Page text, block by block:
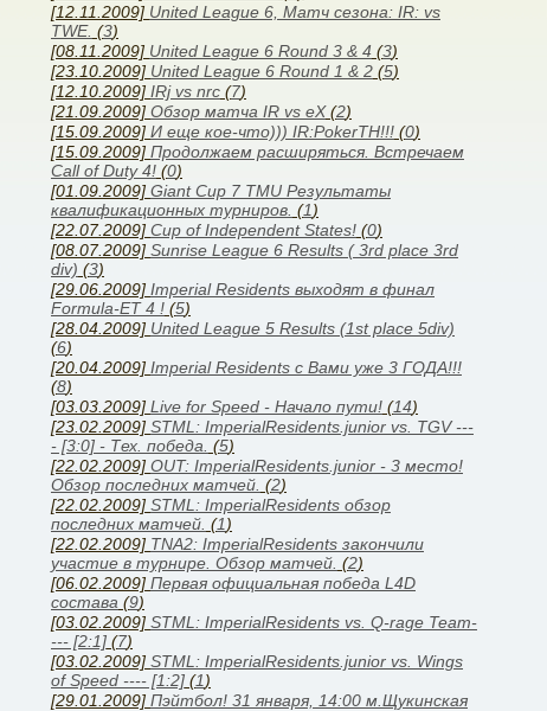
[12.11.2009] United League 6, Матч сезона: IR: vs
TWE. (3)
[08.11.2009] United League 6 Round 3 & 4 (3)
[23.10.2009] United League 6 Round 1 & 2 (5)
[12.10.2009] IRj vs nrc (7)
[21.09.2009] Обзор матча IR vs eX(2)
[15.09.2009] И еще кое-что))) IR:PokerTH!!! (0)
[15.09.2009] Продолжаем расширяться. Встречаем
Call of Duty 4! (0)
[01.09.2009] Giant Cup 7 TMU Результаты
квалификационных турниров. (1)
[22.07.2009] Cup of Independent States! (0)
[08.07.2009] Sunrise League 6 Results ( 3rd place 3rd
div) (3)
[29.06.2009] Imperial Residents выходят в финал
Formula-ET 4 ! (5)
[28.04.2009] United League 5 Results (1st place 5div)
(6)
[20.04.2009] Imperial Residents с Вами уже 3 ГОДА!!!
(8)
[03.03.2009] Live for Speed - Начало пути! (14)
[23.02.2009] STML: ImperialResidents.junior vs. TGV ---
- [3:0] - Тех. победа. (5)
[22.02.2009] OUT: ImperialResidents.junior - 3 место!
Обзор последних матчей. (2)
[22.02.2009] STML: ImperialResidents обзор
последних матчей. (1)
[22.02.2009] TNA2: ImperialResidents закончили
участие в турнире. Обзор матчей. (2)
[06.02.2009] Первая официальная победа L4D
состава (9)
[03.02.2009] STML: ImperialResidents vs. Q-rage Team-
--- [2:1] (7)
[03.02.2009] STML: ImperialResidents.junior vs. Wings
of Speed ---- [1:2] (1)
[29.01.2009] Пэйтбол! 31 января, 14:00 м.Щукинская